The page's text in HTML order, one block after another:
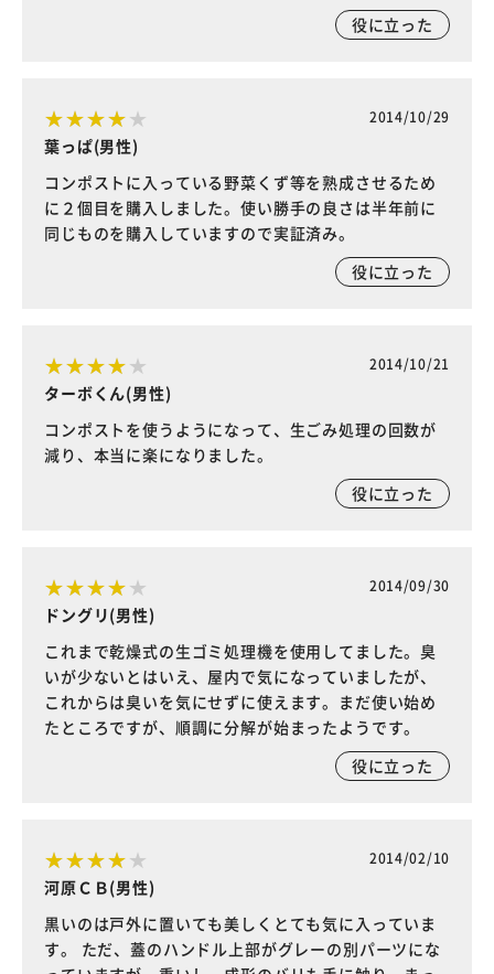
役に立った
2014/10/29
葉っぱ(男性)
コンポストに入っている野菜くず等を熟成させるため
に２個目を購入しました。使い勝手の良さは半年前に
同じものを購入していますので実証済み。
役に立った
2014/10/21
ターボくん(男性)
コンポストを使うようになって、生ごみ処理の回数が
減り、本当に楽になりました。
役に立った
2014/09/30
ドングリ(男性)
これまで乾燥式の生ゴミ処理機を使用してました。臭
いが少ないとはいえ、屋内で気になっていましたが、
これからは臭いを気にせずに使えます。まだ使い始め
たところですが、順調に分解が始まったようです。
役に立った
2014/02/10
河原ＣＢ(男性)
黒いのは戸外に置いても美しくとても気に入っていま
す。 ただ、蓋のハンドル上部がグレーの別パーツにな